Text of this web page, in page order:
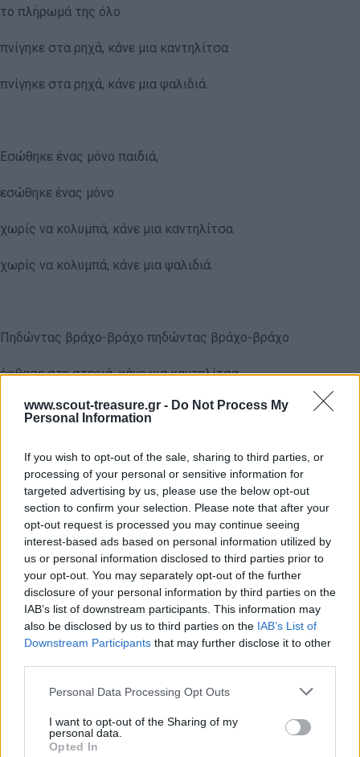
www.scout-treasure.gr - Do Not Process My
Personal Information
If you wish to opt-out of the sale, sharing to third parties, or
processing of your personal or sensitive information for
targeted advertising by us, please use the below opt-out
section to confirm your selection. Please note that after your
opt-out request is processed you may continue seeing
interest-based ads based on personal information utilized by
us or personal information disclosed to third parties prior to
your opt-out. You may separately opt-out of the further
disclosure of your personal information by third parties on the
IAB’s list of downstream participants. This information may
also be disclosed by us to third parties on the IAB’s List of
Downstream Participants that may further disclose it to other
Please note that this website/app uses one or more Google
not limited to your visit or usage behaviour. You may click to
grant or deny consent to Google and its third-party tags to
Personal Data Processing Opt Outs
I want to opt-out of the Sharing of my
personal data.
Opted In
το πλήρωμά της όλο
πνίγηκε στα ρηχά, κάνε μια καντηλίτσα
πνίγηκε στα ρηχά, κάνε μια ψαλιδιά.
Εσώθηκε ένας μόνο παιδιά,
εσώθηκε ένας μόνο
χωρίς να κολυμπά, κάνε μια καντηλίτσα
χωρίς να κολυμπά, κάνε μια ψαλιδιά.
Πηδώντας βράχο-βράχο πηδώντας βράχο-βράχο
έφθασε στη στεριά, κάνε μια καντηλίτσα
έφθασε στη στεριά, κάνε μια ψαλιδιά.
Βίντεο
Φρεγάτα - Παιδική χορωδία Σπύρου Λάμπρου
Αξιολογήσεις (0)
Βαθμολογήθηκε με0από 5
0 reviews
Βαθμολογήθηκε με4από 5
Βαθμολογήθηκε με3από 5